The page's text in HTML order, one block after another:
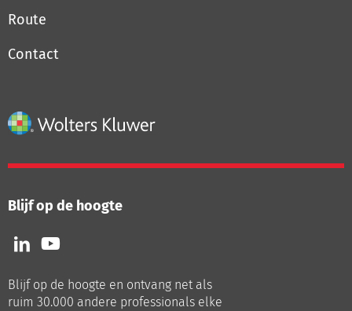
Route
Contact
Blijf op de hoogte
Volg
ons
LinkedIn
Volg
ons
Youtube
Blijf op de hoogte en ontvang net als
ruim 30.000 andere professionals elke